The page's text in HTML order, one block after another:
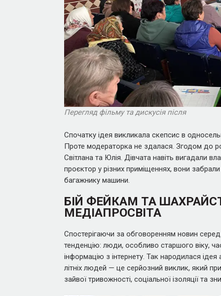
Перегляд фільму та дискусія після
Спочатку ідея викликала скепсис в
Проте модераторка не здалася. Згодом до
Світлана та Юлія. Дівчата навіть вигадали
проєктор у різних приміщеннях, вони
багажнику машини.
БІЙ ФЕЙКАМ ТА
МЕДІАПРОСВІТА
Спостерігаючи за обговоренням новин
тенденцію: люди, особливо старшого віку,
інформацію з інтернету. Так народилася ідея
літніх людей — це серйозний виклик, який
зайвої тривожності, соціальної ізоляції та